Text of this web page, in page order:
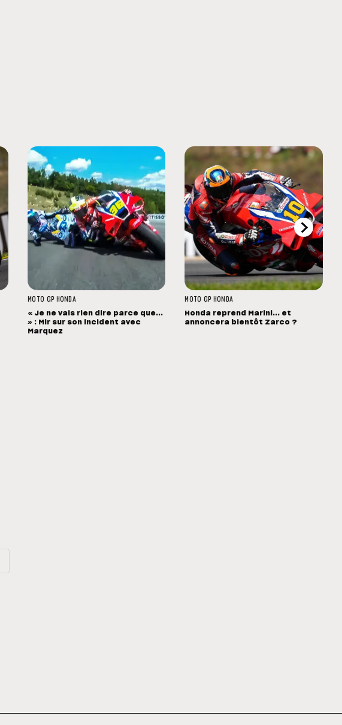
MOTO GP HONDA
« Je ne vais rien dire parce que...
» : Mir sur son incident avec
Marquez
MOTO GP HONDA
Honda reprend Marini... et
annoncera bientôt Zarco ?